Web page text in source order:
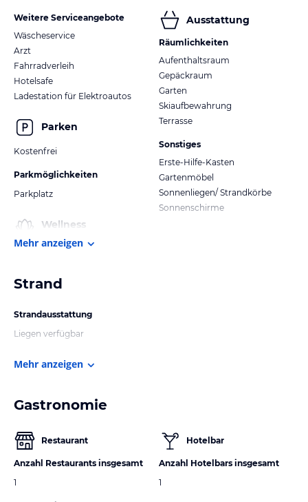
Weitere Serviceangebote
Wäscheservice
Arzt
Fahrradverleih
Hotelsafe
Ladestation für Elektroautos
Parken
Kostenfrei
Parkmöglichkeiten
Parkplatz
Wellness
Ausstattung
Räumlichkeiten
Aufenthaltsraum
Gepäckraum
Garten
Skiaufbewahrung
Terrasse
Sonstiges
Erste-Hilfe-Kasten
Gartenmöbel
Sonnenliegen/ Strandkörbe
Sonnenschirme
Mehr anzeigen
Strand
Strandausstattung
Liegen verfügbar
Mehr anzeigen
Gastronomie
Restaurant
Anzahl Restaurants insgesamt
1
Hotelbar
Anzahl Hotelbars insgesamt
1